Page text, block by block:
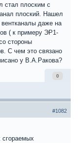
стал плоским с
плоский. Нашел
даже на
( к примеру ЭР1-
стороны
С чем это связано
у В.А.Ракова?
0
#1082
сгораемых